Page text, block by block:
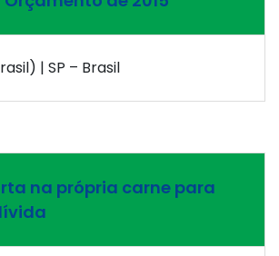
| SP – Brasil
na própria carne para